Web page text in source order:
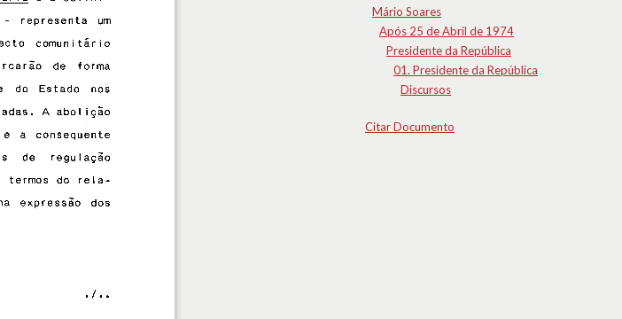
Mário Soares
Após 25 de Abril de 1974
Presidente da República
01. Presidente da República
Discursos
Citar Documento